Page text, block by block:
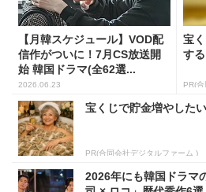
【月韓スケジュール】VOD配
信作がついに！7月CS放送開
始 韓国ドラマ(全62選...
2026.06.23
宝
す
PR(
宝くじで貯金増やした
PR(合同会社デジタルファーム )
2026年にも韓国ドラマ